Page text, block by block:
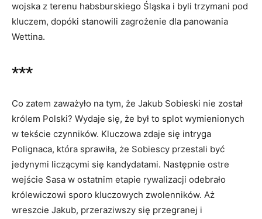
wojska z terenu habsburskiego Śląska i byli trzymani pod
kluczem, dopóki stanowili zagrożenie dla panowania
Wettina.
***
Co zatem zaważyło na tym, że Jakub Sobieski nie został
królem Polski? Wydaje się, że był to splot wymienionych
w tekście czynników. Kluczowa zdaje się intryga
Polignaca, która sprawiła, że Sobiescy przestali być
jedynymi liczącymi się kandydatami. Następnie ostre
wejście Sasa w ostatnim etapie rywalizacji odebrało
królewiczowi sporo kluczowych zwolenników. Aż
wreszcie Jakub, przeraziwszy się przegranej i